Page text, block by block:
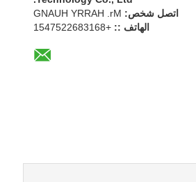
اتصل شخص: Mr. HARRY HUANG
الهاتف :: +8613862257451